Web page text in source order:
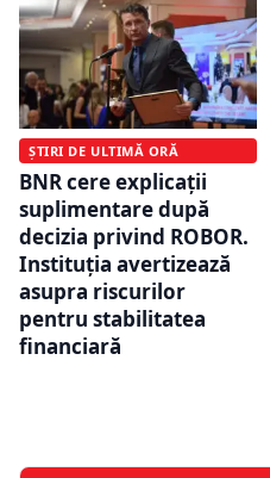
ȘTIRI DE ULTIMĂ ORĂ
BNR cere explicații
suplimentare după
decizia privind ROBOR.
Instituția avertizează
asupra riscurilor
pentru stabilitatea
financiară